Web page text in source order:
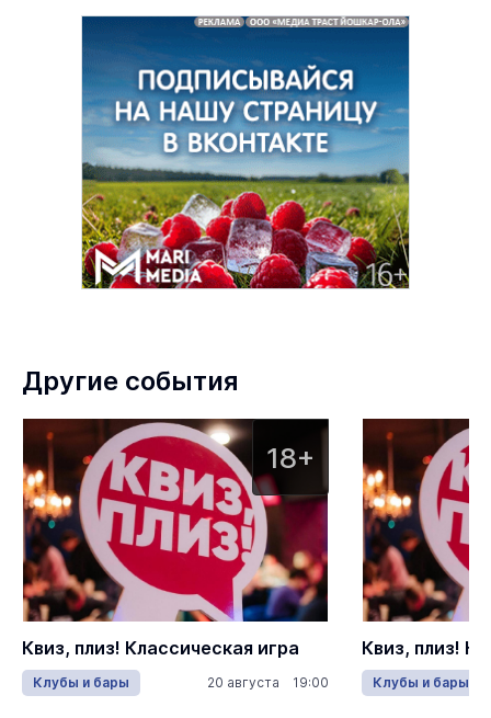
Другие события
18+
Квиз, плиз! Классическая игра
Клубы и бары 20 августа 19:00
Квиз, плиз!
Клубы и бары